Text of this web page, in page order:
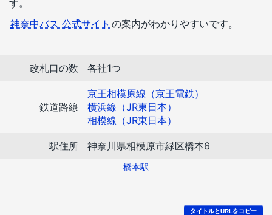
す。
神奈中バス 公式サイト の案内がわかりやすいです。
改札口の数 各社1つ
鉄道路線
京王相模原線（京王電鉄）
横浜線（JR東日本）
相模線（JR東日本）
駅住所 神奈川県相模原市緑区橋本6
橋本駅
タイトルとURLをコピー